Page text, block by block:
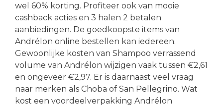
wel 60% korting. Profiteer ook van mooie
cashback acties en 3 halen 2 betalen
aanbiedingen. De goedkoopste items van
Andrélon online bestellen kan iedereen.
Gewoonlijke kosten van Shampoo verrassend
volume van Andrélon wijzigen vaak tussen €2,61
en ongeveer €2,97. Er is daarnaast veel vraag
naar merken als Choba of San Pellegrino. Wat
kost een voordeelverpakking Andrélon